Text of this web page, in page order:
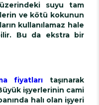
üzerindeki suyu tam
ve kötü kokunun
kullanılamaz hale
Bu da ekstra bir
fiyatları taşınarak
işyerlerinin cami
halı olan işyeri